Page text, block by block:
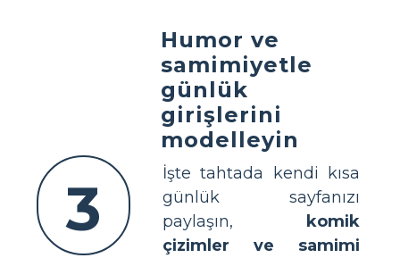
3
Humor ve
samimiyetle
günlük
girişlerini
modelleyin
İşte tahtada kendi kısa
günlük sayfanızı
paylaşın,
komik
çizimler ve samimi